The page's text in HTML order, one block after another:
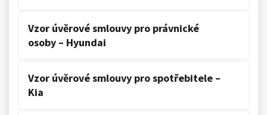
Vzor úvěrové smlouvy pro právnické
osoby – Hyundai
Vzor úvěrové smlouvy pro spotřebitele –
Kia